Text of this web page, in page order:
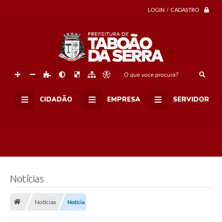
LOGIN / CADASTRO
O que voce procura?
CIDADÃO EMPRESA SERVIDOR
Notícias
Notícias Notícia
n
a
p
a
l